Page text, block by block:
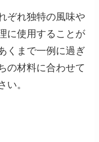
ぞれ独特の風味や
に使用することが
くまで一例に過ぎ
の材料に合わせて
い。